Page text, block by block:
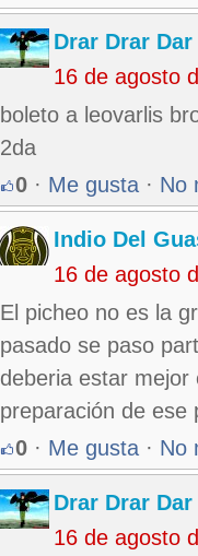
Drar Drar Dar
16 de agosto
boleto a leovarlis
2da
0 · Me gusta · No
Indio Del
16 de agosto
El picheo no es la
pasado se paso
deberia estar mejor
preparación de ese
0 · Me gusta · No
Drar Drar Dar
16 de agosto